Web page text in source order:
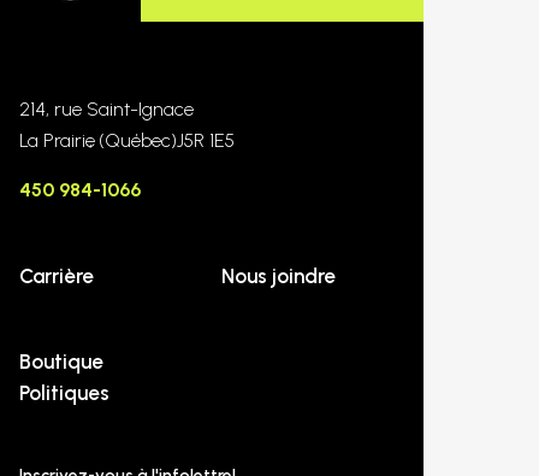
214, rue Saint-Ignace
La Prairie (Québec)J5R 1E5
450 984-1066
Carrière Nous joindre
Boutique
Politiques